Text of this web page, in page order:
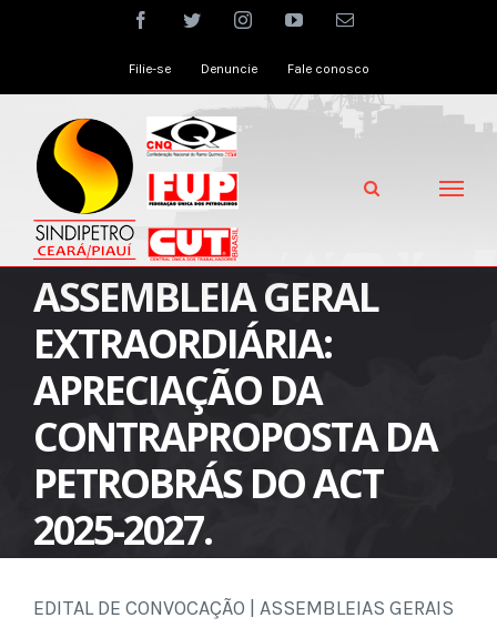
facebooktwitter instagramyoutubeEmail
Filie-se Denuncie Fale conosco
ASSEMBLEIA GERAL
EXTRAORDIÁRIA:
APRECIAÇÃO DA
CONTRAPROPOSTA DA
PETROBRÁS DO ACT
2025-2027.
EDITAL DE CONVOCAÇÃO | ASSEMBLEIAS GERAIS